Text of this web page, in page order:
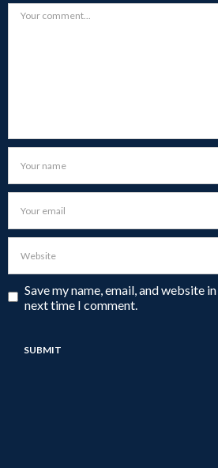
Save my name, email, and website
next time I comment.